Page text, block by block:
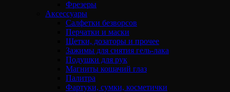
Фрезеры
Аксессуары
Салфетки безворсов
Перчатки и маски
Щетки, дозаторы и прочее
Зажимы для снятия гель-лака
Подушки для рук
Магниты кошачий глаз
Палитра
Фартуки, сумки, косметички